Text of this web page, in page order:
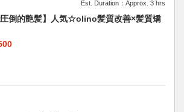
Est. Duration：Approx. 3 hrs
圧倒的艶髪】人気☆olino髪質改善×髪質矯